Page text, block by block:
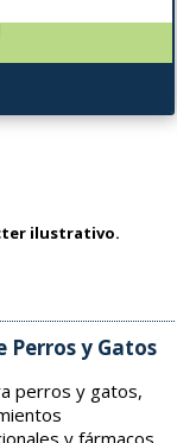
ilustrativo.
Perros y Gatos
perros y gatos,
y fármacos